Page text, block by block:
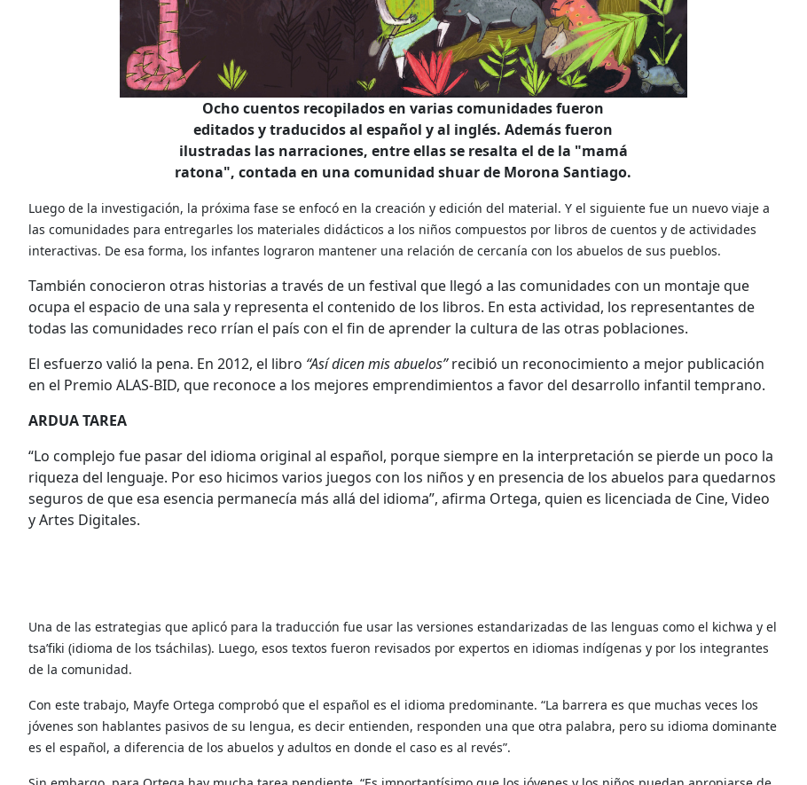
Ocho cuentos recopilados en varias comunidades fueron
editados y traducidos al español y al inglés. Además fueron
ilustradas las narraciones, entre ellas se resalta el de la "mamá
ratona", contada en una comunidad shuar de Morona Santiago.
Luego de la investigación, la próxima fase se enfocó en la creación y edición del material. Y el siguiente fue un nuevo viaje a
las comunidades para entregarles los materiales didácticos a los niños compuestos por libros de cuentos y de actividades
interactivas. De esa forma, los infantes lograron mantener una relación de cercanía con los abuelos de sus pueblos.
También conocieron otras historias a través de un festival que llegó a las comunidades con un montaje que
ocupa el espacio de una sala y representa el contenido de los libros. En esta actividad, los representantes de
todas las comunidades reco rrían el país con el fin de aprender la cultura de las otras poblaciones.
El esfuerzo valió la pena. En 2012, el libro “Así dicen mis abuelos”recibió un reconocimiento a mejor publicación
en el Premio ALAS-BID, que reconoce a los mejores emprendimientos a favor del desarrollo infantil temprano.
ARDUA TAREA
“Lo complejo fue pasar del idioma original al español, porque siempre en la interpretación se pierde un poco la
riqueza del lenguaje. Por eso hicimos varios juegos con los niños y en presencia de los abuelos para quedarnos
seguros de que esa esencia permanecía más allá del idioma”, afirma Ortega, quien es licenciada de Cine, Video
y Artes Digitales.
Una de las estrategias que aplicó para la traducción fue usar las versiones estandarizadas de las lenguas como el kichwa y el
tsa’fiki (idioma de los tsáchilas). Luego, esos textos fueron revisados por expertos en idiomas indígenas y por los integrantes
de la comunidad.
Con este trabajo, Mayfe Ortega comprobó que el español es el idioma predominante. “La barrera es que muchas veces los
jóvenes son hablantes pasivos de su lengua, es decir entienden, responden una que otra palabra, pero su idioma dominante
es el español, a diferencia de los abuelos y adultos en donde el caso es al revés”.